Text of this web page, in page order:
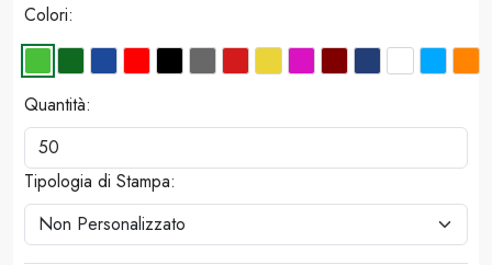
Colori:
Quantità:
Tipologia di Stampa: